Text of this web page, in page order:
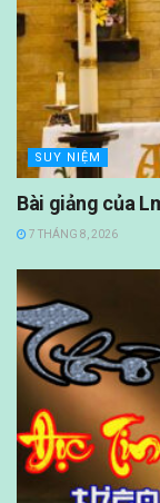
SUY NIỆM
Bài giảng của
7 THÁNG 8, 2026